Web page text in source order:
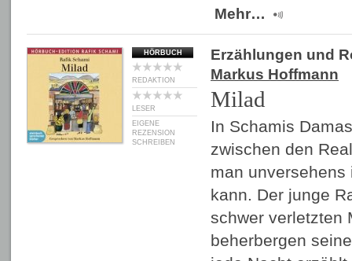
Mehr…
HÖRBUCH
REDAKTION
LESER
EIGENE
REZENSION
SCHREIBEN
Erzählungen und
Markus Hoffmann
Milad
In Schamis
zwischen den
man
kann. Der junge
schwer verletzten
beherbergen